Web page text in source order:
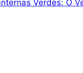
Verdes: O